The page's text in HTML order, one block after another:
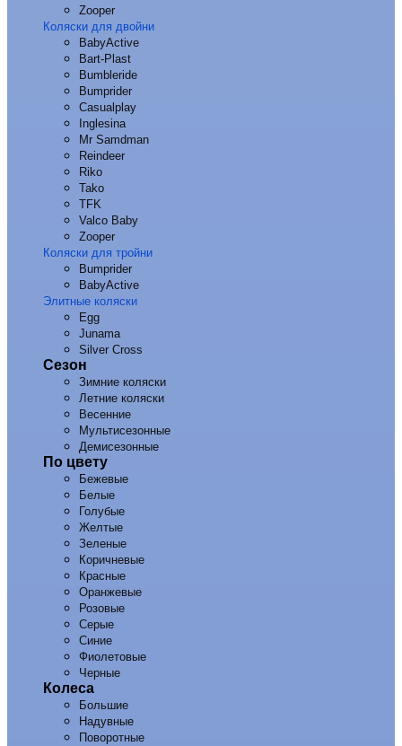
Zooper
Коляски для двойни
BabyActive
Bart-Plast
Bumbleride
Bumprider
Casualplay
Inglesina
Mr Samdman
Reindeer
Riko
Tako
TFK
Valco Baby
Zooper
Коляски для тройни
Bumprider
BabyActive
Элитные коляски
Egg
Junama
Silver Cross
Сезон
Зимние коляски
Летние коляски
Весенние
Мультисезонные
Демисезонные
По цвету
Бежевые
Белые
Голубые
Желтые
Зеленые
Коричневые
Красные
Оранжевые
Розовые
Серые
Синие
Фиолетовые
Черные
Колеса
Большие
Надувные
Поворотные